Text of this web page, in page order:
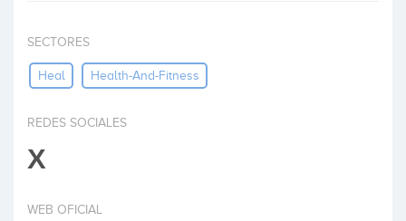
SECTORES
Heal Health-And-Fitness
REDES SOCIALES
X
WEB OFICIAL